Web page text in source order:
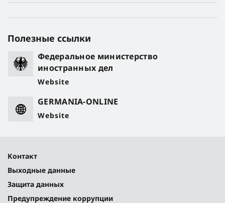
Полезные ссылки
Федеральное министерство
иностранных дел
Website
GERMANIA-ONLINE
Website
Контакт
Выходные данные
Защита данных
Предупреждение коррупции